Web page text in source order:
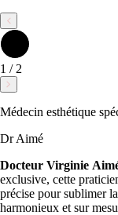
1 / 2
Médecin esthétique
Dr Aimé
Docteur Virginie
exclusive, cette
précise pour sublimer
harmonieux et sur